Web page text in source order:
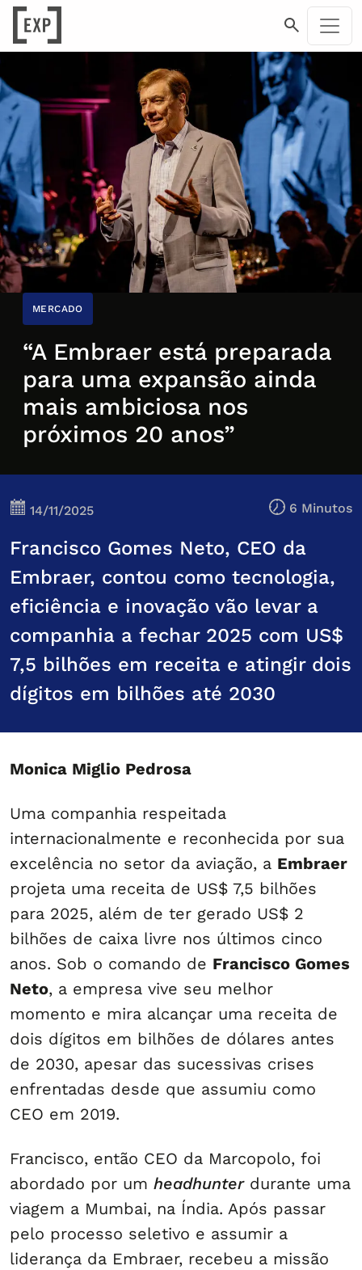
MERCADO
“A Embraer está preparada
para uma expansão ainda
mais ambiciosa nos
próximos 20 anos”
14/11/2025 6 Minutos
Francisco Gomes Neto, CEO da
Embraer, contou como tecnologia,
eficiência e inovação vão levar a
companhia a fechar 2025 com US$
7,5 bilhões em receita e atingir dois
dígitos em bilhões até 2030
Monica Miglio Pedrosa
Uma companhia respeitada
internacionalmente e reconhecida por sua
excelência no setor da aviação, a Embraer
projeta uma receita de US$ 7,5 bilhões
para 2025, além de ter gerado US$ 2
bilhões de caixa livre nos últimos cinco
anos. Sob o comando de Francisco Gomes
Neto, a empresa vive seu melhor
momento e mira alcançar uma receita de
dois dígitos em bilhões de dólares antes
de 2030, apesar das sucessivas crises
enfrentadas desde que assumiu como
CEO em 2019.
Francisco, então CEO da Marcopolo, foi
abordado por um headhunterdurante uma
viagem a Mumbai, na Índia. Após passar
pelo processo seletivo e assumir a
liderança da Embraer, recebeu a missão